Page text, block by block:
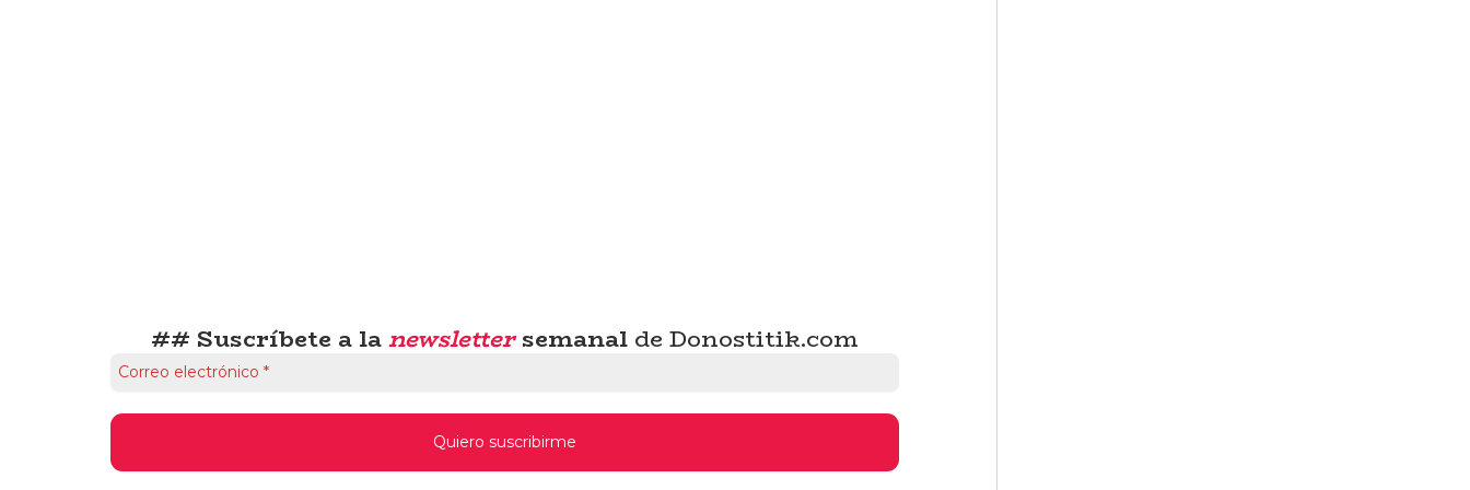
## Suscríbete a lanewslettersemanal de Donostitik.com